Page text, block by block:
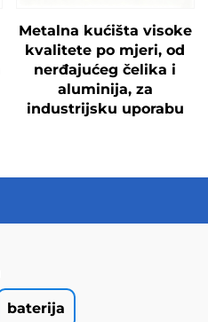
Metalna kućišta visoke
kvalitete po mjeri, od
nerđajućeg čelika i
aluminija, za
industrijsku uporabu
baterija